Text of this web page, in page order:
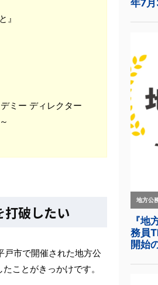
』
ミー ディレクター
打破したい
市で開催された地方公
ことがきっかけです。